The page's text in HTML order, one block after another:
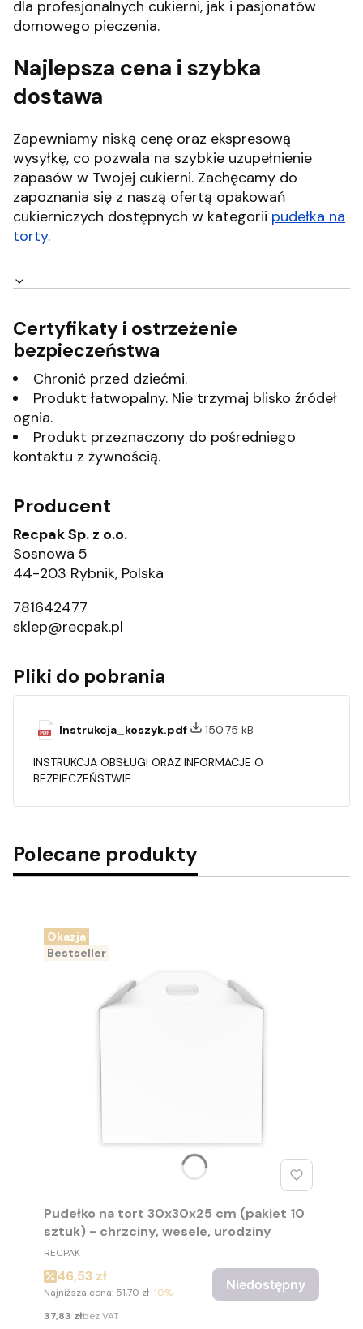
dla profesjonalnych cukierni, jak i pasjonatów
domowego pieczenia.
Najlepsza cena i szybka
dostawa
Zapewniamy niską cenę oraz ekspresową
wysyłkę, co pozwala na szybkie uzupełnienie
zapasów w Twojej cukierni. Zachęcamy do
zapoznania się z naszą ofertą opakowań
cukierniczych dostępnych w kategorii pudełka na
torty.
Certyfikaty i ostrzeżenie
bezpieczeństwa
Chronić przed dziećmi.
Produkt łatwopalny. Nie trzymaj blisko źródeł
ognia.
Produkt przeznaczony do pośredniego
kontaktu z żywnością.
Producent
Recpak Sp. z o.o.
Sosnowa 5
44-203 Rybnik, Polska
781642477
sklep@recpak.pl
Pliki do pobrania
Instrukcja_koszyk.pdf 150.75 kB
INSTRUKCJA OBSŁUGI ORAZ INFORMACJE O
BEZPIECZEŃSTWIE
Polecane produkty
Okazja
Bestseller
Pudełko na tort 30x30x25 cm (pakiet 10
sztuk) - chrzciny, wesele, urodziny
PRODUCENT
RECPAK
Cena promocyjna
46,53 zł
Najniższa cena:51,70 zł-10%
Cena
37,83 złbez VAT
Niedostępny